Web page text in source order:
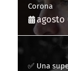
Corona
agosto
✅ Una